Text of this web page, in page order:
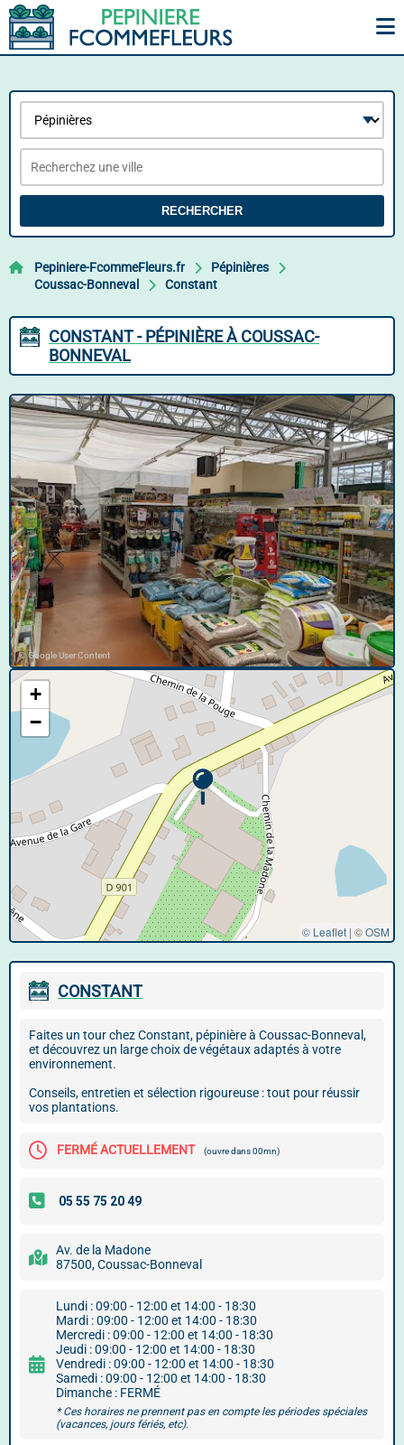
RECHERCHER
Pepiniere-FcommeFleurs.fr
Pépinières
Coussac-Bonneval
Constant
CONSTANT - PÉPINIÈRE À COUSSAC-
BONNEVAL
© Google User Content
+
−
© Leaflet | ©OSM
CONSTANT
Faites un tour chez Constant, pépinière à Coussac-Bonneval,
et découvrez un large choix de végétaux adaptés à votre
environnement.
Conseils, entretien et sélection rigoureuse : tout pour réussir
vos plantations.
FERMÉ ACTUELLEMENT (ouvre dans 00mn)
Av. de la Madone
87500, Coussac-Bonneval
Lundi : 09:00 - 12:00 et 14:00 - 18:30
Mardi : 09:00 - 12:00 et 14:00 - 18:30
Mercredi : 09:00 - 12:00 et 14:00 - 18:30
Jeudi : 09:00 - 12:00 et 14:00 - 18:30
Vendredi : 09:00 - 12:00 et 14:00 - 18:30
Samedi : 09:00 - 12:00 et 14:00 - 18:30
Dimanche : FERMÉ
* Ces horaires ne prennent pas en compte les périodes spéciales
(vacances, jours fériés, etc).